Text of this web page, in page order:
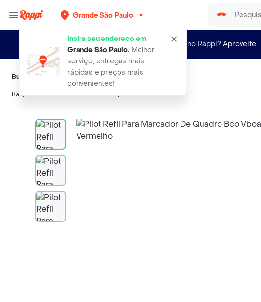
Grande São Paulo
Insira seu endereço em
Grande São Paulo.Melhor
serviço, entregas mais
rápidas e preços mais
convenientes!
Novo no Rappi? Aproveite...
Buscas relacionadas:Outros Material escolar
Rappi pilot refil para marcador de quadro